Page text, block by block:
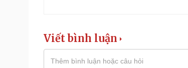
Viết bình luận